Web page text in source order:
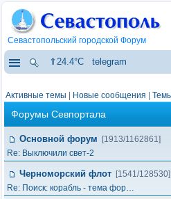
Севастопольский городской Форум
⇑24.4°C telegram
Активные темы Новые сообщения
Форумы Севпортала
Основной форум
[1913/1162861]
Re: Выключили свет-2
Черноморский флот [1541/128530]
Re: Поиск: корабль - тема фор…